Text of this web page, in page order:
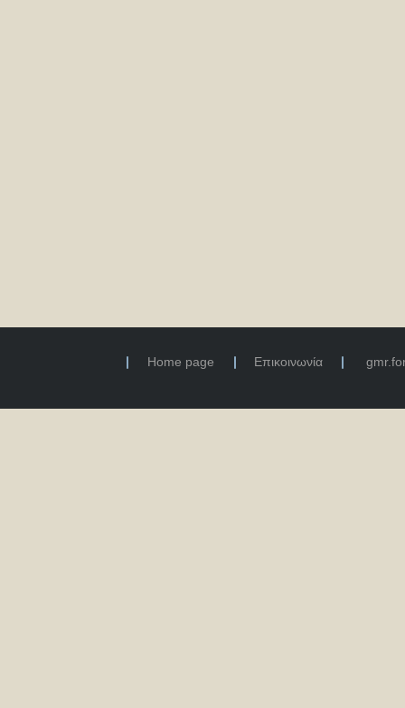
Home page Επικοινωνία